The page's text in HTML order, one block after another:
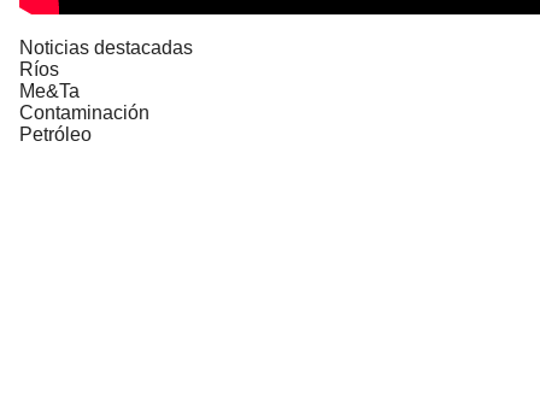
Noticias destacadas
Ríos
Me&Ta
Contaminación
Petróleo